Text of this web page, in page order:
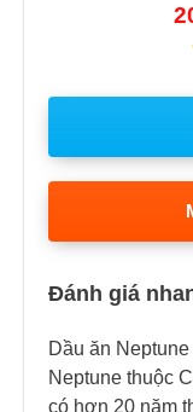
Đánh giá
Dầu ăn
Neptune thuộc
có hơn 20 năm